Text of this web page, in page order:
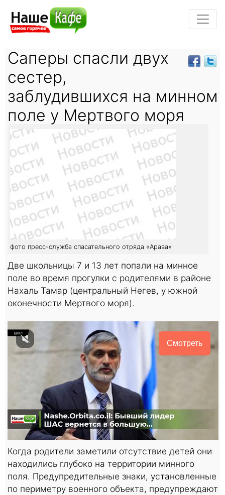
Саперы спасли двух
сестер,
заблудившихся на минном
поле у Мертвого моря
фото пресс-служба спасательного отряда «Арава»
Две школьницы 7 и 13 лет попали на минное
поле во время прогулки с родителями в районе
Нахаль Тамар (центральный Негев, у южной
оконечности Мертвого моря).
Смотреть
Когда родители заметили отсутствие детей они
находились глубоко на территории минного
поля. Предупредительные знаки, установленные
по периметру военного объекта, предупреждают